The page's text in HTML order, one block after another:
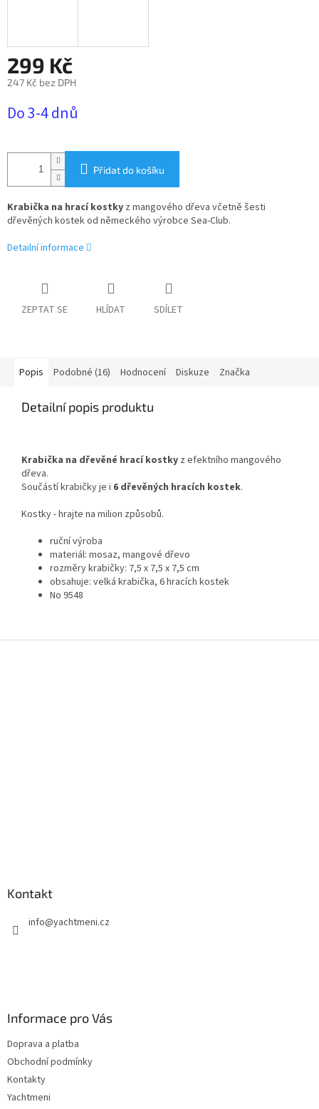
299 Kč
247 Kč bez DPH
cena:
Do 3-4 dnů
Přidat do košíku
Krabička na hrací kostky z mangového dřeva včetně šesti
dřevěných kostek od německého výrobce Sea-Club.
Detailní informace
ZEPTAT SE HLÍDAT SDÍLET
Popis Podobné (16) Hodnocení Diskuze Značka
Detailní popis produktu
Krabička na dřevěné hrací kostky z efektního mangového
dřeva.
Součástí krabičky je i 6 dřevěných hracích kostek.
Kostky - hrajte na milion způsobů.
ruční výroba
materiál: mosaz, mangové dřevo
rozměry krabičky: 7,5 x 7,5 x 7,5 cm
obsahuje: velká krabička, 6 hracích kostek
No 9548
Kontakt
info@yachtmeni.cz
Informace pro Vás
Doprava a platba
Obchodní podmínky
Kontakty
Yachtmeni